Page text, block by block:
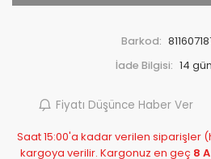
Barkod:
İade Bilgisi:
Fiyatı Düşünce Haber Ver
Saat 15:00'a kadar verilen siparişler
kargoya verilir. Kargonuz en geç 8